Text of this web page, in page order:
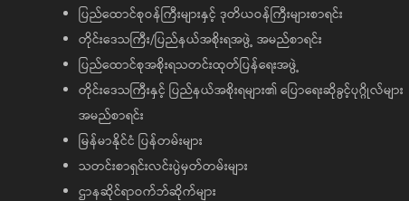
ပြည်ထောင်စုဝန်ကြီးများနှင့် ဒုတိယဝန်ကြီးများစာရင်း
တိုင်းဒေသကြီး/ပြည်နယ်အစိုးရအဖွဲ့ အမည်စာရင်း
ပြည်ထောင်စုအစိုးရသတင်းထုတ်ပြန်ရေးအဖွဲ့
တိုင်းဒေသကြီးနှင့် ပြည်နယ်အစိုးရများ၏ ပြောရေးဆိုခွင့်ပုဂ္ဂိုလ်များ
အမည်စာရင်း
မြန်မာနိုင်ငံ ပြန်တမ်းများ
သတင်းစာရှင်းလင်းပွဲမှတ်တမ်းများ
ဌာနဆိုင်ရာဝက်ဘ်ဆိုက်များ